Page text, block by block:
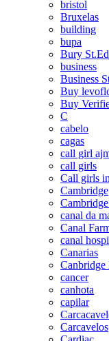
bristol
Bruxelas
building
bupa
Bury
business
Business
Buy
Buy
C
cabelo
cagas
call girl
call girls
Call girls
Cambridge
canal da
Canal
canal
Canarias
Canbridge
cancer
canhota
capilar
Carcavelos